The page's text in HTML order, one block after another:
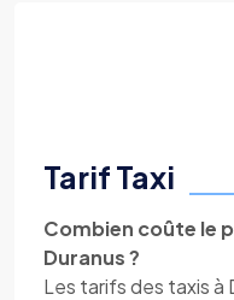
Tarif Taxi
Combien coûte le
Duranus ?
Les tarifs des taxis à